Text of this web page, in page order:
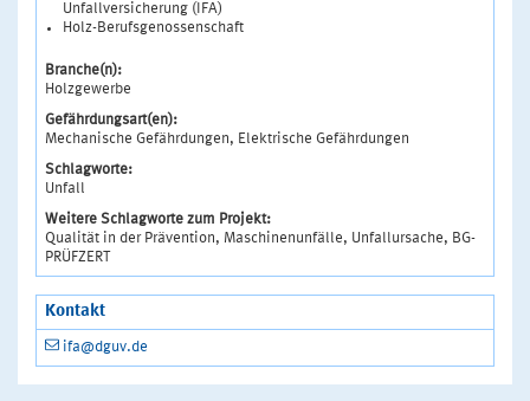
Unfallversicherung (IFA)
Holz-Berufsgenossenschaft
Branche(n):
Holzgewerbe
Gefährdungsart(en):
Mechanische Gefährdungen, Elektrische Gefährdungen
Schlagworte:
Unfall
Weitere Schlagworte zum Projekt:
Qualität in der Prävention, Maschinenunfälle, Unfallursache, BG-
PRÜFZERT
Kontakt
ifa@dguv.de